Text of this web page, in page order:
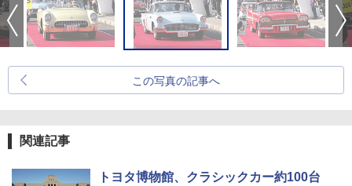
この写真の記事へ
関連記事
トヨタ博物館、クラシックカー約100台